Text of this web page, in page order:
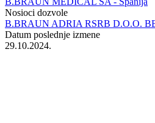
Nosioci dozvole
B.BRAUN ADRIA RSRB D.O.O.
Datum poslednje izmene
29.10.2024.